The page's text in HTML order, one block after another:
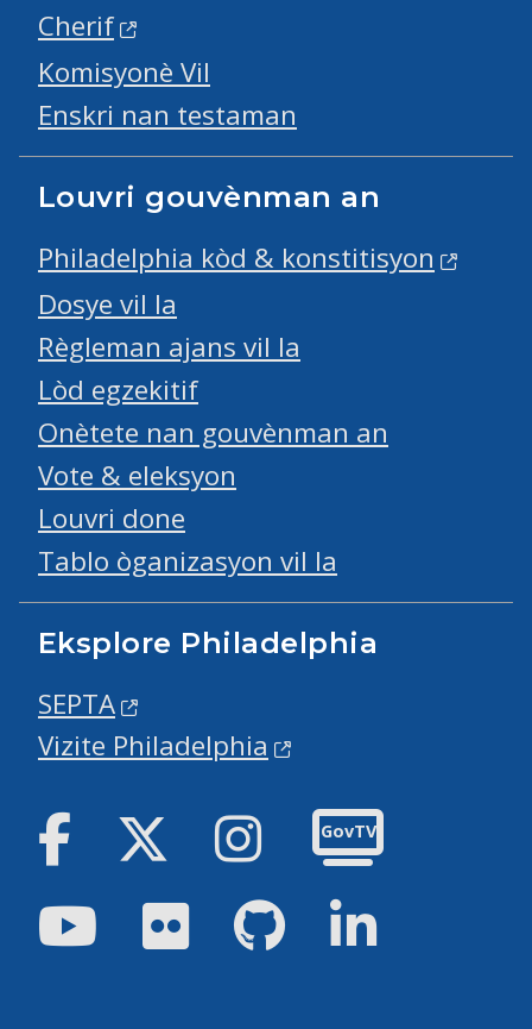
Cherif
Komisyonè Vil
Enskri nan testaman
Louvri gouvènman an
Philadelphia kòd & konstitisyon
Dosye vil la
Règleman ajans vil la
Lòd egzekitif
Onètete nan gouvènman an
Vote & eleksyon
Louvri done
Tablo òganizasyon vil la
Eksplore Philadelphia
SEPTA
Vizite Philadelphia
Facebook Twitter Instagram
GovTV
YoutubeFlickr GitHub